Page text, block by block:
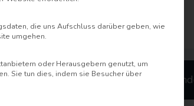
Probeschlafen kompetenter
die uns Aufschluss darüber geben, wie
umgehen.
oder Herausgebern genutzt, um
Sie tun dies, indem sie Besucher über